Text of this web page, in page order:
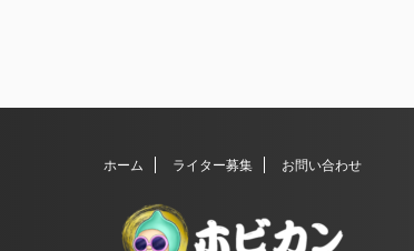
ホーム ライター募集 お問い合わせ